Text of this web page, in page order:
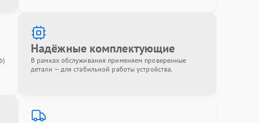
Надёжные комплектующие
В рамках обслуживания применяем проверенные
детали — для стабильной работы устройства.